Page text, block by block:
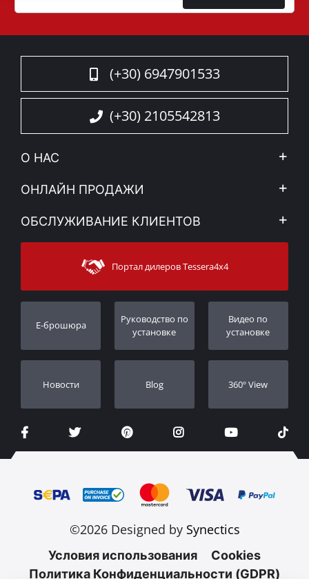
(+30) 6947901533
(+30) 2105542813
О НАС
Компания
Новости
Sitemap
ОНЛАЙН ПРОДАЖИ
Mой Aккаунт
Методы доставки
ОБСЛУЖИВАНИЕ КЛИЕНТОВ
Связаться с
Поддержка клиентов
Порядок слежения
Дилеры
Портал дилеров Tessera4x4
E-брошюра
Pуководство по
установке
Видео по
установке
Новости Blog 360º View
©2026 Designed by Synectics
Условия использования
Cookies
Политика Конфиденциальности (GDPR)